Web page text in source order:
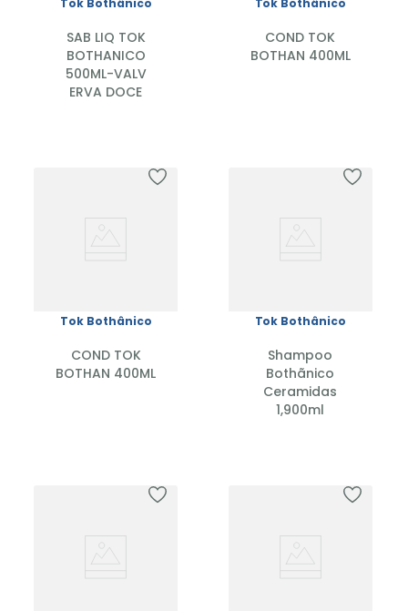
Tok Bothânico
SAB LIQ TOK
BOTHANICO
500ML-VALV
ERVA DOCE
Tok Bothânico
COND TOK
BOTHAN 400ML
Tok Bothânico
COND TOK
BOTHAN 400ML
Tok Bothânico
Shampoo
Bothãnico
Ceramidas
1,900ml